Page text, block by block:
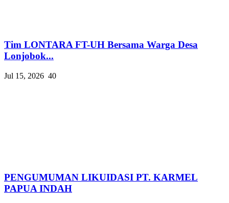
Tim LONTARA FT-UH Bersama Warga Desa
Lonjobok...
Jul 15, 2026 40
PENGUMUMAN LIKUIDASI PT. KARMEL
PAPUA INDAH